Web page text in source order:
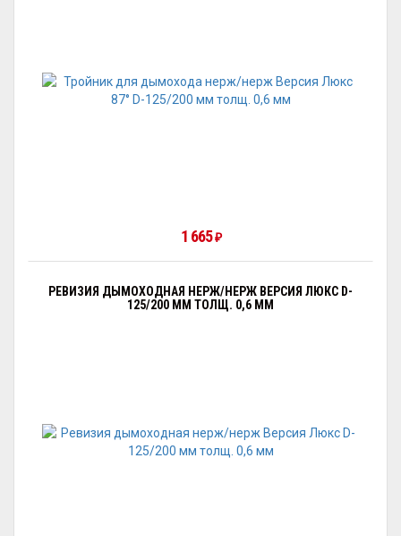
1 665 ₽
РЕВИЗИЯ ДЫМОХОДНАЯ НЕРЖ/НЕРЖ ВЕРСИЯ ЛЮКС D-
125/200 ММ ТОЛЩ. 0,6 ММ